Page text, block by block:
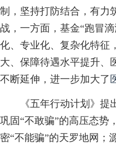
制，坚持打防结合，有力
战，一方面，基金“跑冒
化、专业化、复杂化特征
大、保障待遇水平提升、
不断延伸，进一步加大了
《五年行动计划》提出
巩固“不敢骗”的高压态势
密“不能骗”的天罗地网；